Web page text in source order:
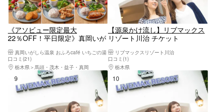
《アソビュー限定最大
22％OFF！平日限定》真岡いが
お得な食事付きパッケージプラ
ン
真岡いがしら温泉 おふろcafé いちごの湯
口コミ(21)
栃木県
馬頭・茂木・益子・真岡
【源泉かけ流し】リブマックス
リゾート川治 チケット
リブマックスリゾート川治
口コミ(1)
栃木県
9位 10位